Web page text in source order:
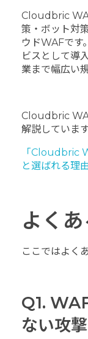
Cloudbric
策・ボット対
ウドWAFです
ビスとして導
業まで幅広い
Cloudbric
解説していま
「Cloudbric
と選ばれる理
よく
ここではよく
Q1.
ない攻